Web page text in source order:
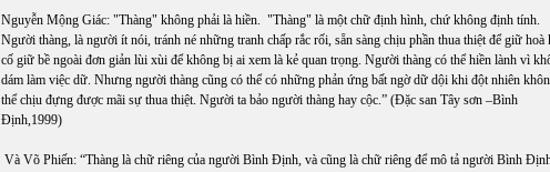
Nguyễn Mộng Giác: "Thàng" không phải là hiền. "Thàng" là một chữ định hình, chứ không định tính.
Người thàng, là người ít nói, tránh né những tranh chấp rắc rối, sẵn sàng chịu phần thua thiệt để giữ hoà
cố giữ bề ngoài đơn giản lùi xùi để không bị ai xem là kẻ quan trọng. Người thàng có thể hiền lành vì
dám làm việc dữ. Nhưng người thàng cũng có thể có những phản ứng bất ngờ dữ dội khi đột nhiên
thể chịu đựng được mãi sự thua thiệt. Người ta bảo người thàng hay cộc.” (Đặc san Tây sơn –Bình
Định,1999)
Và Võ Phiến: “Thàng là chữ riêng của người Bình Định, và cũng là chữ riêng để mô tả người Bình